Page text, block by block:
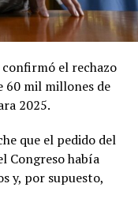
el rechazo
60 mil millones de
2025.
que el pedido del
Congreso había
y, por supuesto,